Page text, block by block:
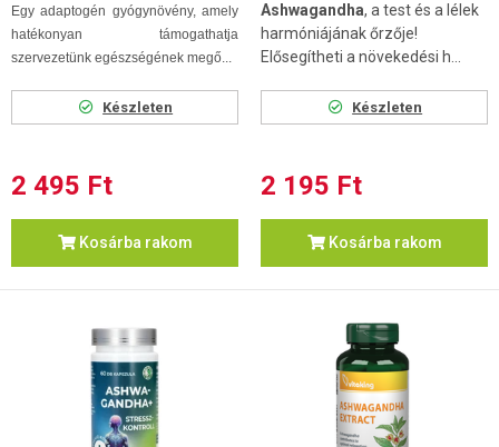
Egy adaptogén gyógynövény, amely
hatékonyan támogathatja
szervezetünk egészségének megő...
Készleten
2 495 Ft
Kosárba rakom
Ashwagandha, a test és a lélek
harmóniájának őrzője!
Elősegítheti a növekedési h...
Készleten
2 195 Ft
Kosárba rakom